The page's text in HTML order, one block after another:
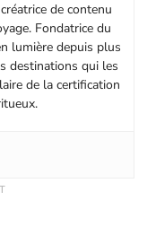
de contenu
Fondatrice du
lumière depuis plus
destinations qui les
de la certification